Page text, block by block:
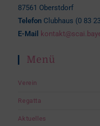
87561 Oberstdorf
Telefon Clubhaus (0 83
E-Mail
Menü
Verein
Regatta
Aktuelles